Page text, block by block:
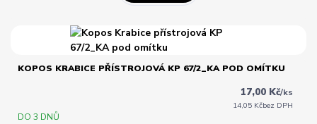
KOPOS KRABICE PŘÍSTROJOVÁ KP 67/2_KA POD OMÍTKU
17,00 Kč/ks
14,05 Kčbez DPH
DO 3 DNŮ